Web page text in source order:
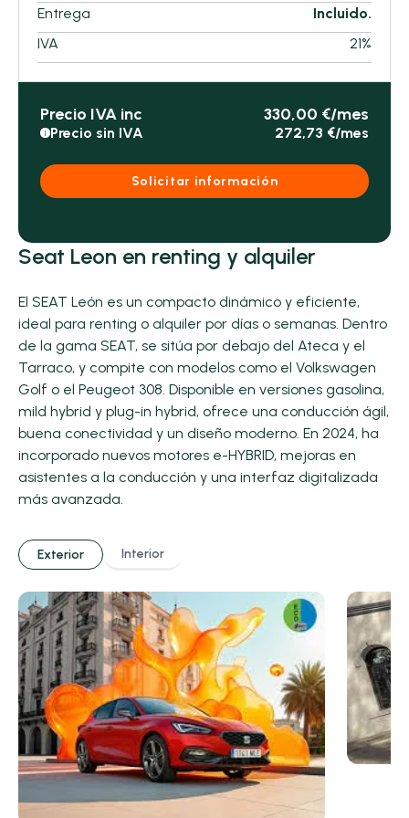
Entrega
Incluido.
IVA
21%
Precio IVA inc 330,00 €/mes
i Precio sin IVA 272,73 €/mes
Solicitar información
Seat Leon en renting y alquiler
El SEAT León es un compacto dinámico y eficiente,
ideal para renting o alquiler por días o semanas. Dentro
de la gama SEAT, se sitúa por debajo del Ateca y el
Tarraco, y compite con modelos como el Volkswagen
Golf o el Peugeot 308. Disponible en versiones gasolina,
mild hybrid y plug-in hybrid, ofrece una conducción ágil,
buena conectividad y un diseño moderno. En 2024, ha
incorporado nuevos motores e-HYBRID, mejoras en
asistentes a la conducción y una interfaz digitalizada
más avanzada.
Exterior Interior